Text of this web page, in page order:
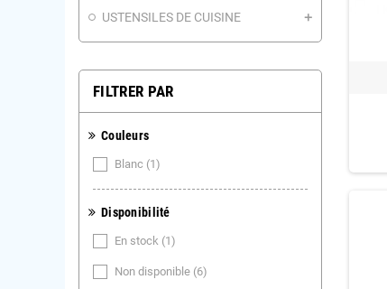
USTENSILES DE CUISINE
FILTRER PAR
Couleurs
Blanc (1)
Disponibilité
En stock (1)
Non disponible (6)